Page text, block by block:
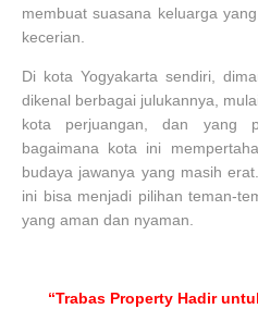
membuat suasana keluarga
kecerian.
Di kota Yogyakarta sendiri,
dikenal berbagai julukannya,
kota perjuangan, dan yang
bagaimana kota ini
budaya jawanya yang masih
ini bisa menjadi pilihan teman-
yang aman dan nyaman.
“Trabas Property Hadir